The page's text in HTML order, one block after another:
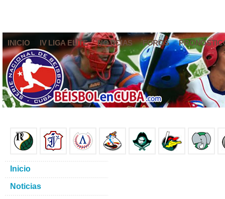
INICIO IV LIGA ELITE NOTICIAS FOROS
Inicio
Noticias